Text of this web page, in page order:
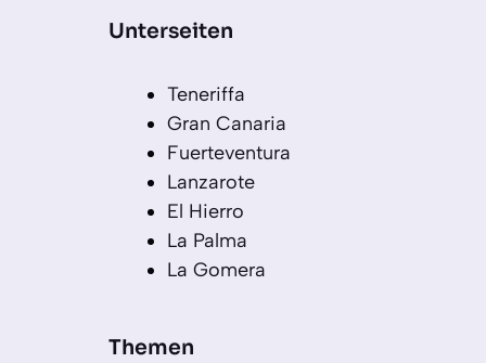
Unterseiten
Teneriffa
Gran Canaria
Fuerteventura
Lanzarote
El Hierro
La Palma
La Gomera
Themen